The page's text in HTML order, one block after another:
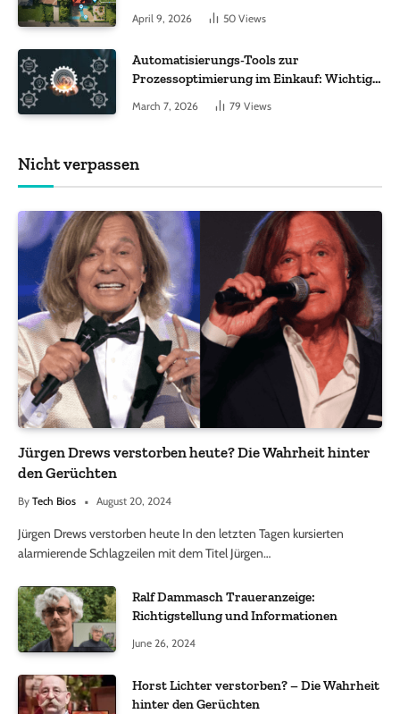
Worauf es bei 200 bis 500 m² wirklich
ankommt
April 9, 2026 50 Views
Automatisierungs-Tools zur
Prozessoptimierung im Einkauf: Wichtige
Funktionen, auf die Sie achten sollten
March 7, 2026 79 Views
Nicht verpassen
Jürgen Drews verstorben heute? Die Wahrheit hinter
den Gerüchten
By Tech Bios August 20, 2024
Jürgen Drews verstorben heute In den letzten Tagen kursierten
alarmierende Schlagzeilen mit dem Titel Jürgen…
Ralf Dammasch Traueranzeige:
Richtigstellung und Informationen
June 26, 2024
Horst Lichter verstorben? – Die Wahrheit
hinter den Gerüchten